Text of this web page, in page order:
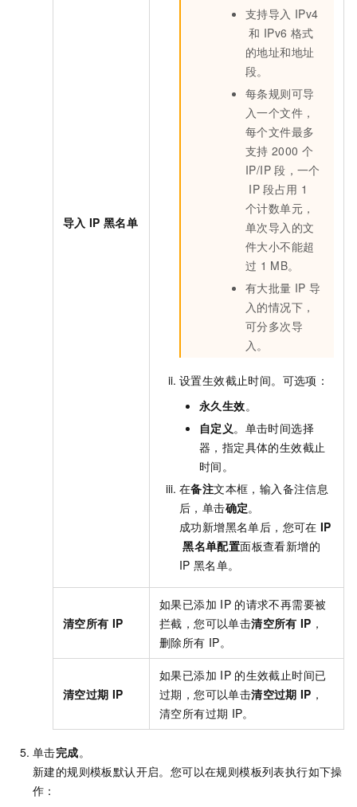
导入 IP 黑名单
支持导入 IPv4
和 IPv6 格式
的地址和地址
段。
每条规则可导
入一个文件，
每个文件最多
支持 2000 个
IP/IP 段，一个
IP 段占用 1
个计数单元，
单次导入的文
件大小不能超
过 1 MB。
有大批量 IP 导
入的情况下，
可分多次导
入。
设置生效截止时间。可选项：
永久生效。
自定义 。单击时间选择
器，指定具体的生效截止
时间。
在备注文本框，输入备注信息
后，单击确定。
成功新增黑名单后，您可在 IP
黑名单配置面板查看新增的
IP 黑名单。
清空所有 IP
如果已添加 IP 的请求不再需要被
拦截，您可以单击清空所有 IP ，
删除所有 IP。
清空过期 IP
如果已添加 IP 的生效截止时间已
过期，您可以单击清空过期 IP ，
清空所有过期 IP。
单击完成。
新建的规则模板默认开启。您可以在规则模板列表执行如下操
作：